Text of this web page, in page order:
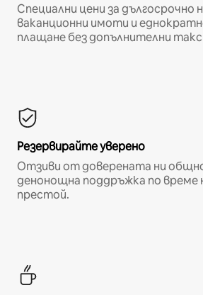
Специални цени за дългосрочно
ваканционни имоти и
плащане без допълнителни
Резервирайте уверено
Отзиви от доверената ни
денонощна поддръжка по време
престой.